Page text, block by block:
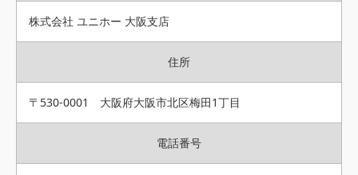
掲載受付窓口はこちら
株式会社 ユニホー 大阪支店
住所
〒530-0001 大阪府大阪市北区梅田1丁目
電話番号